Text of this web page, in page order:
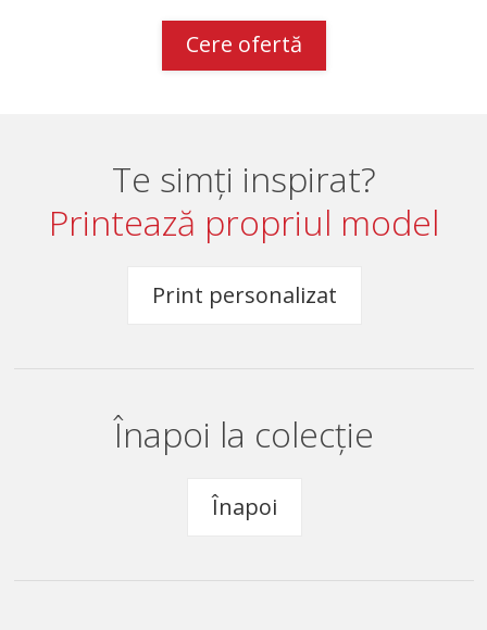
Cere ofertă
Te simți inspirat?
Printează propriul model
Print personalizat
Înapoi la colecție
Înapoi